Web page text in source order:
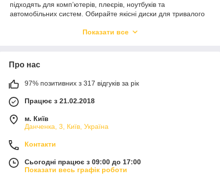
підходять для комп’ютерів, плеєрів, ноутбуків та
автомобільних систем. Обирайте якісні диски для тривалого
Показати все
Про нас
97% позитивних з 317 відгуків за рік
Працює з 21.02.2018
м. Київ
Данченка, 3, Київ, Україна
Контакти
Сьогодні працює з 09:00 до 17:00
Показати весь графік роботи